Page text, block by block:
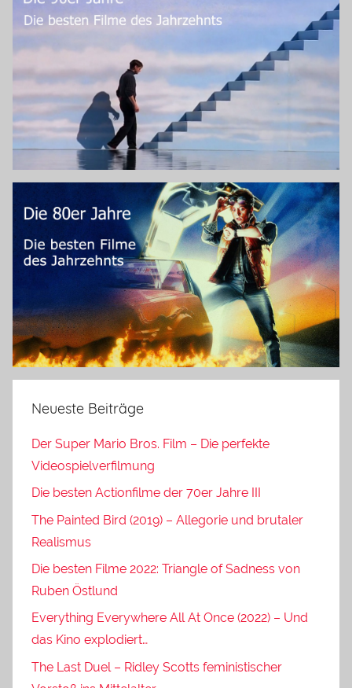
Neueste Beiträge
Der Super Mario Bros. Film – Die perfekte
Videospielverfilmung
Die besten Actionfilme der 70er Jahre III
The Painted Bird (2019) – Allegorie und brutaler
Realismus
Die besten Filme 2022: Triangle of Sadness von
Ruben Östlund
Everything Everywhere All At Once (2022) – Und
das Kino explodiert…
The Last Duel – Ridley Scotts feministischer